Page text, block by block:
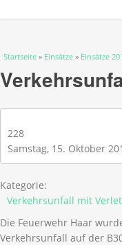
Sie sind hier
Startseite » Einsätze » Einsätze
228
Samstag, 15. Oktober
Kategorie:
Verkehrsunfall mit
Die Feuerwehr Haar
Verkehrsunfall auf der